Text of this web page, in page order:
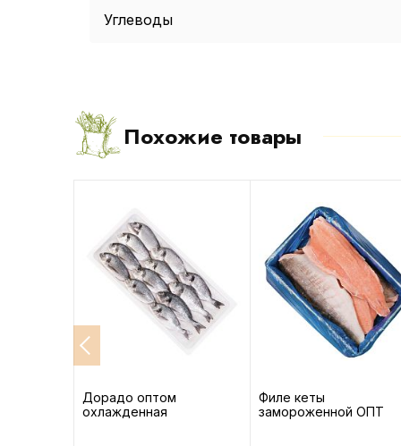
Углеводы
Похожие товары
Дорадо оптом
охлажденная
Филе кеты
замороженной ОПТ